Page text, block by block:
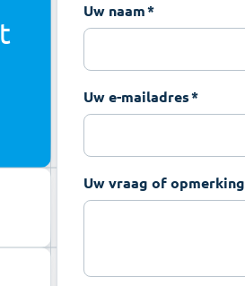
Uw naam
Uw e-mailadres
Uw vraag of opmerking